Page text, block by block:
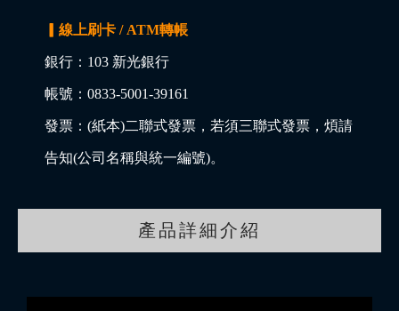
▎線上刷卡 / ATM轉帳
銀行：103 新光銀行
帳號：0833-5001-39161
發票：(紙本)二聯式發票，若須三聯式發票，煩請
告知(公司名稱與統一編號)。
產品詳細介紹